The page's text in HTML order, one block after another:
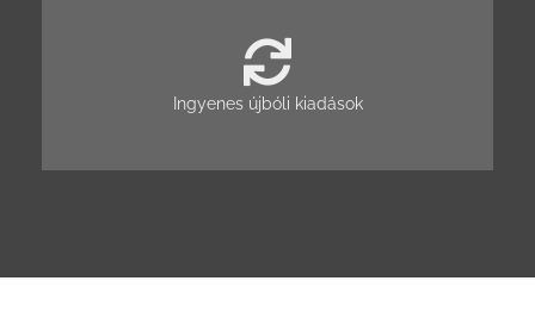
Ingyenes újbóli kiadások